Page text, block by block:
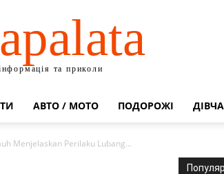
та приколи
АВТО / МОТО ПОДОРОЖІ
Menjelaskan Perilaku Lubang...